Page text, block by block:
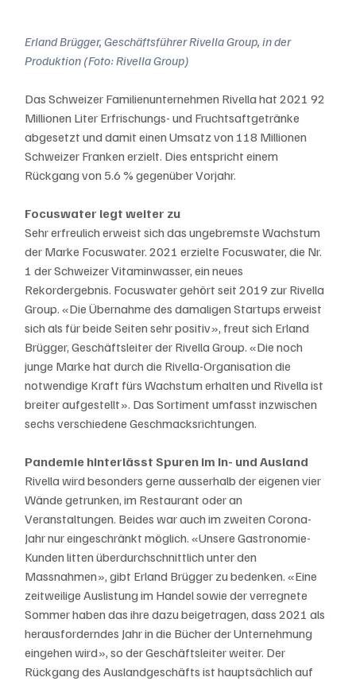
Erland Brügger, Geschäftsführer Rivella Group, in der
Produktion (Foto: Rivella Group)
Das Schweizer Familienunternehmen Rivella hat 2021 92
Millionen Liter Erfrischungs- und Fruchtsaftgetränke
abgesetzt und damit einen Umsatz von 118 Millionen
Schweizer Franken erzielt. Dies entspricht einem
Rückgang von 5.6 % gegenüber Vorjahr.
Focuswater legt weiter zu
Sehr erfreulich erweist sich das ungebremste Wachstum
der Marke Focuswater. 2021 erzielte Focuswater, die Nr.
1 der Schweizer Vitaminwasser, ein neues
Rekordergebnis. Focuswater gehört seit 2019 zur Rivella
Group. «Die Übernahme des damaligen Startups erweist
sich als für beide Seiten sehr positiv», freut sich Erland
Brügger, Geschäftsleiter der Rivella Group. «Die noch
junge Marke hat durch die Rivella-Organisation die
notwendige Kraft fürs Wachstum erhalten und Rivella ist
breiter aufgestellt». Das Sortiment umfasst inzwischen
sechs verschiedene Geschmacksrichtungen.
Pandemie hinterlässt Spuren im In- und Ausland
Rivella wird besonders gerne ausserhalb der eigenen vier
Wände getrunken, im Restaurant oder an
Veranstaltungen. Beides war auch im zweiten Corona-
Jahr nur eingeschränkt möglich. «Unsere Gastronomie-
Kunden litten überdurchschnittlich unter den
Massnahmen», gibt Erland Brügger zu bedenken. «Eine
zeitweilige Auslistung im Handel sowie der verregnete
Sommer haben das ihre dazu beigetragen, dass 2021 als
herausforderndes Jahr in die Bücher der Unternehmung
eingehen wird», so der Geschäftsleiter weiter. Der
Rückgang des Auslandgeschäfts ist hauptsächlich auf